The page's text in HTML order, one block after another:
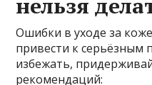
Ошибки в уходе за
привести к серьёзным
избежать,
рекомендаций: